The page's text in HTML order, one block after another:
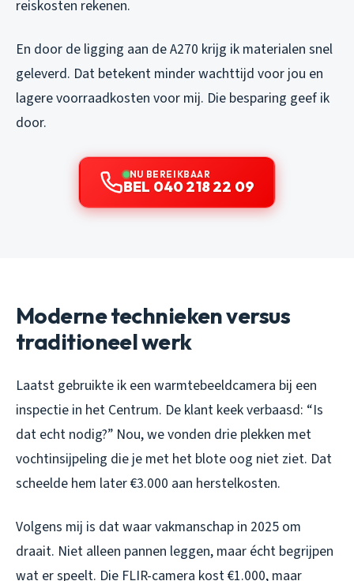
reiskosten rekenen.
En door de ligging aan de A270 krijg ik materialen snel
geleverd. Dat betekent minder wachttijd voor jou en
lagere voorraadkosten voor mij. Die besparing geef ik
door.
NU BEREIKBAAR
BEL 040 218 22 09
Moderne technieken versus
traditioneel werk
Laatst gebruikte ik een warmtebeeldcamera bij een
inspectie in het Centrum. De klant keek verbaasd: “Is
dat echt nodig?” Nou, we vonden drie plekken met
vochtinsijpeling die je met het blote oog niet ziet. Dat
scheelde hem later €3.000 aan herstelkosten.
Volgens mij is dat waar vakmanschap in 2025 om
draait. Niet alleen pannen leggen, maar écht begrijpen
wat er speelt. Die FLIR-camera kost €1.000, maar